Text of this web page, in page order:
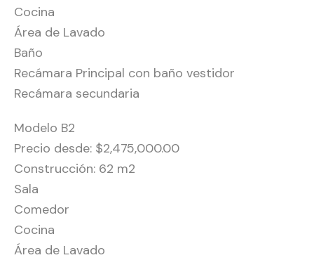
Cocina
Área de Lavado
Baño
Recámara Principal con baño vestidor
Recámara secundaria
Modelo B2
Precio desde: $2,475,000.00
Construcción: 62 m2
Sala
Comedor
Cocina
Área de Lavado